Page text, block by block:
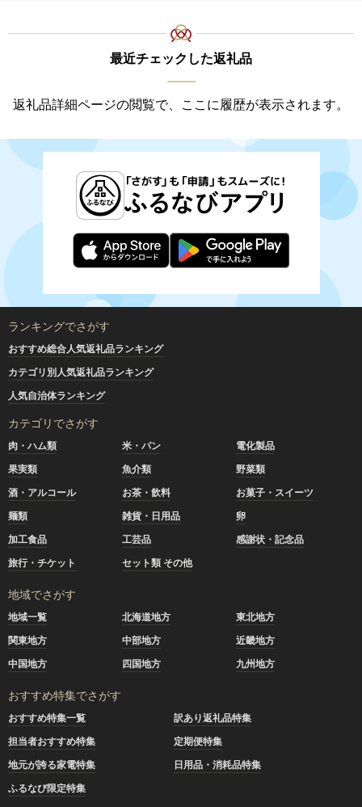
最近チェックした返礼品
返礼品詳細ページの閲覧で、ここに履歴が表示されます。
ランキングでさがす
おすすめ総合人気返礼品ランキング
カテゴリ別人気返礼品ランキング
人気自治体ランキング
カテゴリでさがす
肉・ハム類 米・パン
電化製品
果実類
魚介類
野菜類
酒・アルコール
お茶・飲料
お菓子・スイーツ
麺類
雑貨・日用品
卵
加工食品
工芸品
感謝状・記念品
旅行・チケット
セット類 その他
地域でさがす
地域一覧 北海道地方
東北地方
関東地方
中部地方
近畿地方
中国地方
四国地方 九州地方
おすすめ特集でさがす
おすすめ特集一覧
訳あり返礼品特集
担当者おすすめ特集
定期便特集
地元が誇る家電特集
日用品・消耗品特集
ふるなび限定特集